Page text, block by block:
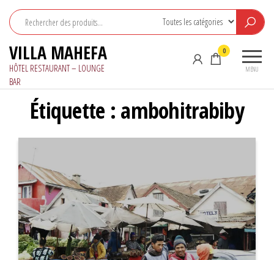
contenu
VILLA MAHEFA
HÔTEL RESTAURANT – LOUNGE
BAR
MENU
0
Étiquette : ambohitrabiby